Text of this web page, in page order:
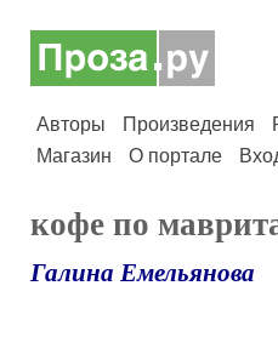
Авторы Произведения
Магазин
О портале
кофе по
Галина Емельянова